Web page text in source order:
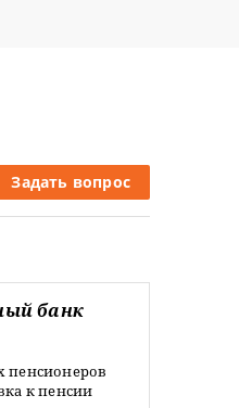
Задать вопрос
банк
пенсионеров
к пенсии